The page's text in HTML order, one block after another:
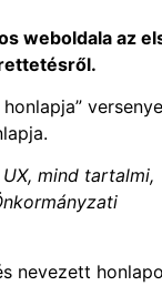
weboldala az
mind tartalmi,
nevezett